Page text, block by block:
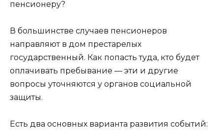
В большинстве случаев пенсионеров
направляют в дом престарелых
государственный. Как попасть туда, кто будет
оплачивать пребывание — эти и другие
вопросы уточняются у органов социальной
защиты.
Есть два основных варианта развития событий: